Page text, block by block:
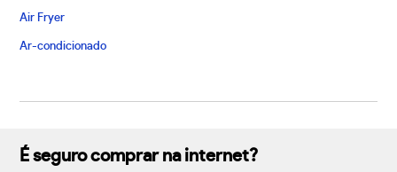
Air Fryer
Ar-condicionado
É seguro comprar na internet?